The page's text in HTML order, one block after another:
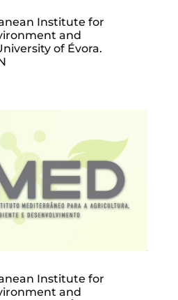
Institute for
and
of Évora.
Institute for
and